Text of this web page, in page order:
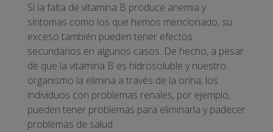
Si la falta de vitamina B produce anemia y
síntomas como los que hemos mencionado, su
exceso también pueden tener efectos
secundarios en algunos casos. De hecho, a pesar
de que la vitamina B es hidrosoluble y nuestro
organismo la elimina a través de la orina, los
individuos con problemas renales, por ejemplo,
pueden tener problemas para eliminarla y padecer
problemas de salud.